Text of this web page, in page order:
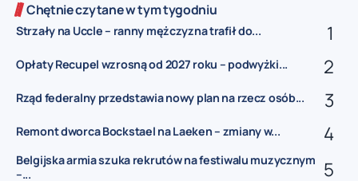
Chętnie czytane w tym tygodniu
Strzały na Uccle – ranny mężczyzna trafił do...
Opłaty Recupel wzrosną od 2027 roku – podwyżki...
Rząd federalny przedstawia nowy plan na rzecz osób...
Remont dworca Bockstael na Laeken – zmiany w...
Belgijska armia szuka rekrutów na festiwalu muzycznym
–...